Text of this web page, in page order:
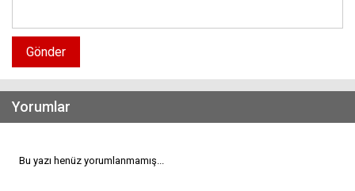
Gönder
Yorumlar
Bu yazı henüz yorumlanmamış...